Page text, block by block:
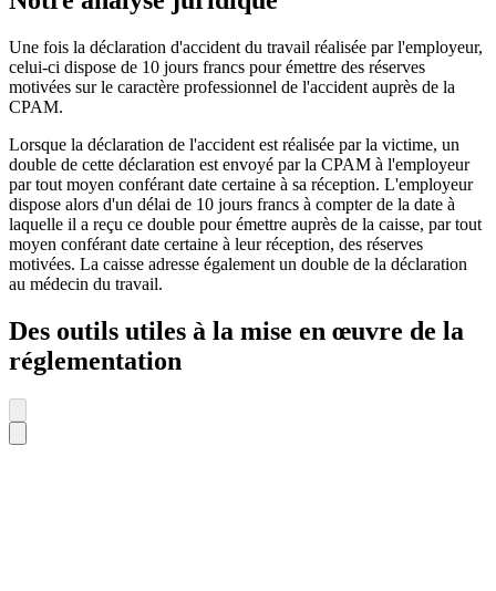
Une fois la déclaration d'accident du travail réalisée par l'employeur,
celui-ci dispose de 10 jours francs pour émettre des réserves
motivées sur le caractère professionnel de l'accident auprès de la
CPAM.
Lorsque la déclaration de l'accident est réalisée par la victime, un
double de cette déclaration est envoyé par la CPAM à l'employeur
par tout moyen conférant date certaine à sa réception. L'employeur
dispose alors d'un délai de 10 jours francs à compter de la date à
laquelle il a reçu ce double pour émettre auprès de la caisse, par tout
moyen conférant date certaine à leur réception, des réserves
motivées. La caisse adresse également un double de la déclaration
au médecin du travail.
Des outils utiles à la mise en œuvre de la
réglementation